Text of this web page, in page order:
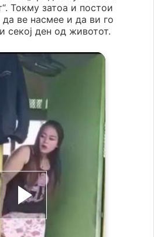
Токму затоа и постои
ве насмее и да ви го
секој ден од животот.